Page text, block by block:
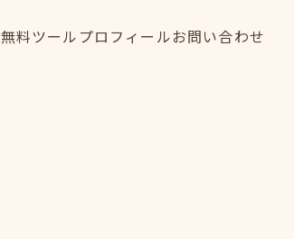
無料ツール プロフィールお問い合わせ